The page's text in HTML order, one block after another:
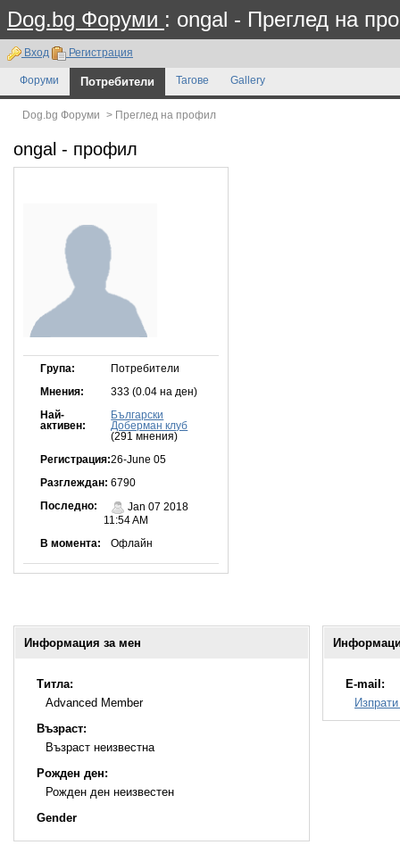
Dog.bg Форуми : ongal - Преглед на
Вход Регистрация
Форуми Потребители Тагове Gallery
Dog.bg Форуми > Преглед на профил
ongal - профил
Група: Потребители
Мнения: 333 (0.04 на ден)
Най-
активен:
Български
Доберман клуб
(291 мнения)
Регистрация:26-June 05
Разглеждан: 6790
Последно:
Jan 07 2018
11:54 AM
В момента: Офлайн
Информация за мен
Титла:
Advanced Member
Възраст:
Възраст неизвестна
Рожден ден:
Рожден ден неизвестен
Gender
E-mail: